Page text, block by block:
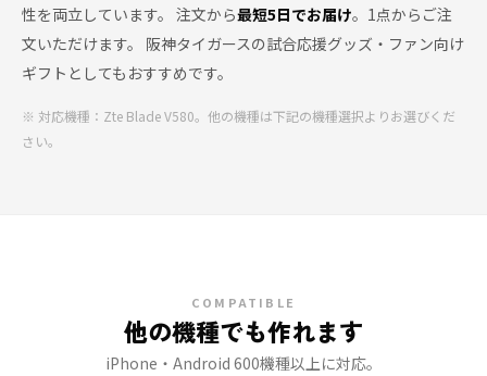
性を両立しています。 注文から最短5日でお届け。1点からご注
文いただけます。 阪神タイガースの試合応援グッズ・ファン向け
ギフトとしてもおすすめです。
※ 対応機種：Zte Blade V580。他の機種は下記の機種選択よりお選びくだ
さい。
COMPATIBLE
他の機種でも作れます
iPhone・Android 600機種以上に対応。